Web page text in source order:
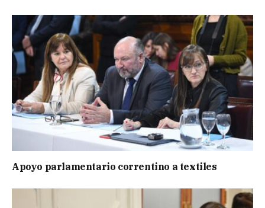
Apoyo parlamentario correntino a textiles